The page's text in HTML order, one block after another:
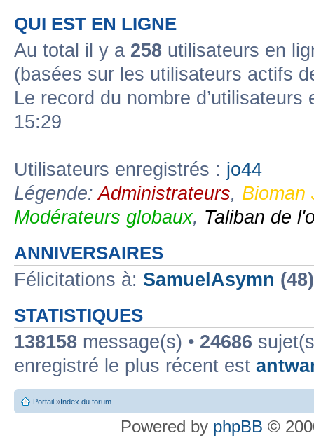
QUI EST EN LIGNE
Au total il y a 258 utilisateurs en
(basées sur les utilisateurs actifs
Le record du nombre
15:29
Utilisateurs enregistrés : jo44
Légende:Administrateurs, Bioman
Modérateurs globaux, Taliban de
ANNIVERSAIRES
Félicitations à: SamuelAsymn
STATISTIQUES
138158 message(s) • 24686
enregistré le plus récent est
Portail »Index du forum
Powered by phpBB ©